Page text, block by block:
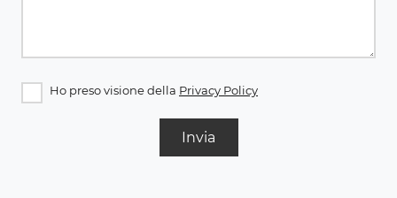
Ho preso visione della Privacy Policy
Invia